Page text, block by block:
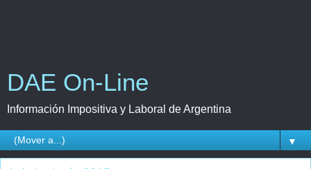
DAE On-Line
Información Impositiva y Laboral de Argentina
▼